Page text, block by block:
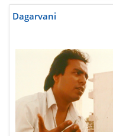
Dagarvani